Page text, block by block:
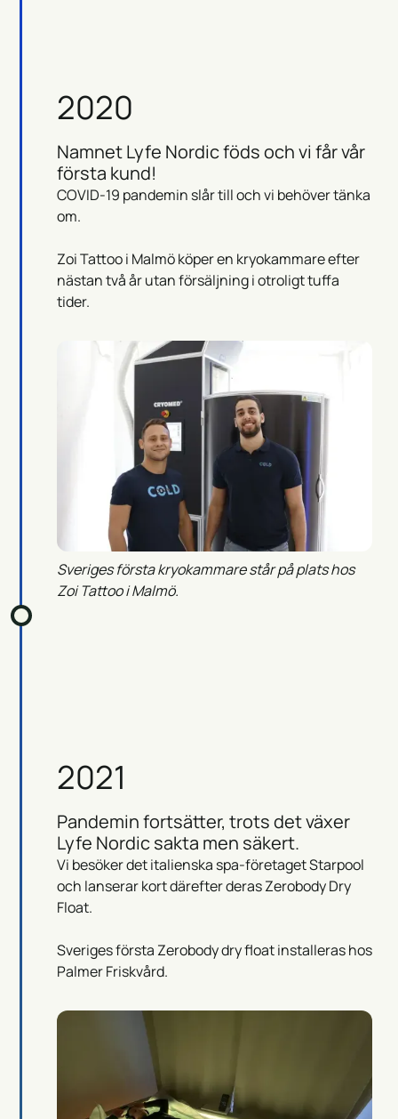
Namnet Lyfe Nordic föds och vi får vår
första kund!
COVID-19 pandemin slår till och vi behöver tänka
om.
Zoi Tattoo i Malmö köper en kryokammare efter
nästan två år utan försäljning i otroligt tuffa
tider.
Sveriges första kryokammare står på plats hos
Zoi Tattoo i Malmö.
2020
2021
Pandemin fortsätter, trots det växer
Lyfe Nordic sakta men säkert.
Vi besöker det italienska spa-företaget Starpool
och lanserar kort därefter deras Zerobody Dry
Float.
Sveriges första Zerobody dry float installeras hos
Palmer Friskvård.